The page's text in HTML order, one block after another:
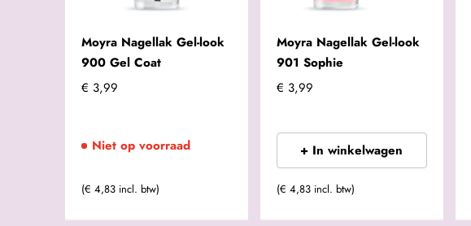
Moyra Nagellak Gel-look
900 Gel Coat
€ 3,99
Niet op voorraad
(€ 4,83 incl. btw)
Moyra Nagellak Gel-look
901 Sophie
€ 3,99
+ In winkelwagen
(€ 4,83 incl. btw)